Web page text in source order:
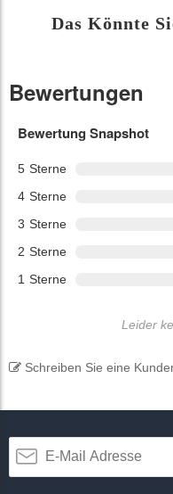
Das Könnte
Bewertungen
Bewertung Snapshot
5 Sterne
4 Sterne
3 Sterne
2 Sterne
1 Sterne
Leider
Schreiben Sie eine